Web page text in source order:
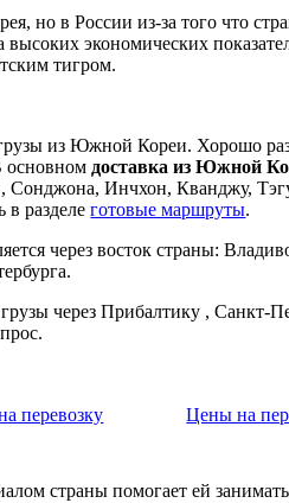
но в России из-за того что
экономических
тигром.
из Южной Кореи. Хорошо
основном доставка из Южной
, Сонджона, Инчхон, Кванджу,
в разделеготовые маршруты.
через восток страны:
через Прибалтику , Санкт-
перевозку Цены на
страны помогает ей